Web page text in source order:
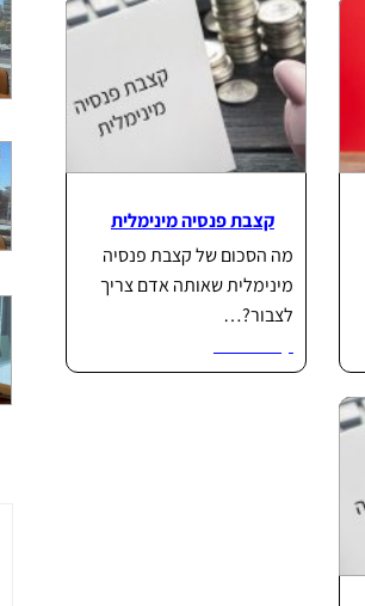
קצבת פנסיה מינימלית
מה הסכום של קצבת פנסיה
מינימלית שאותה אדם צריך
לצבור?…